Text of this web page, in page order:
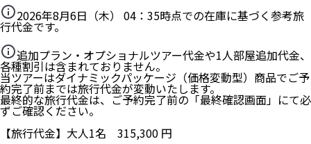
2026年8月6日（木） 04：35時点での在庫に基づく参考旅
行代金です。
追加プラン・オプショナルツアー代金や1人部屋追加代金、
各種割引は含まれておりません。
当ツアーはダイナミックパッケージ（価格変動型）商品でご予
約完了前までは旅行代金が変動いたします。
最終的な旅行代金は、ご予約完了前の「最終確認画面」にて必
ずご確認ください。
【旅行代金】大人1名 315,300 円